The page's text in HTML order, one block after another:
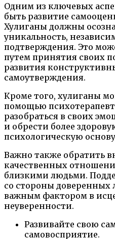
Одним из ключевых
быть развитие
Хулиганы должны
уникальность,
подтверждения. Это
путем принятия своих
развития
самоутверждения.
Кроме того, хулиганы
помощью
разобраться в своих
и обрести более
психологическую
Важно также обратить
качественных
близкими людьми.
со стороны
важным фактором в
неуверенности.
Развивайте свою
самовосприятие.